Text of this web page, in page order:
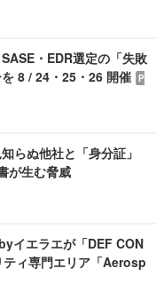
・EDR選定の「失敗
8 / 24・25・26 開催 P
らぬ他社と「身分証」
が生む脅威
イエラエが「DEF CON
ィ専門エリア「Aerosp